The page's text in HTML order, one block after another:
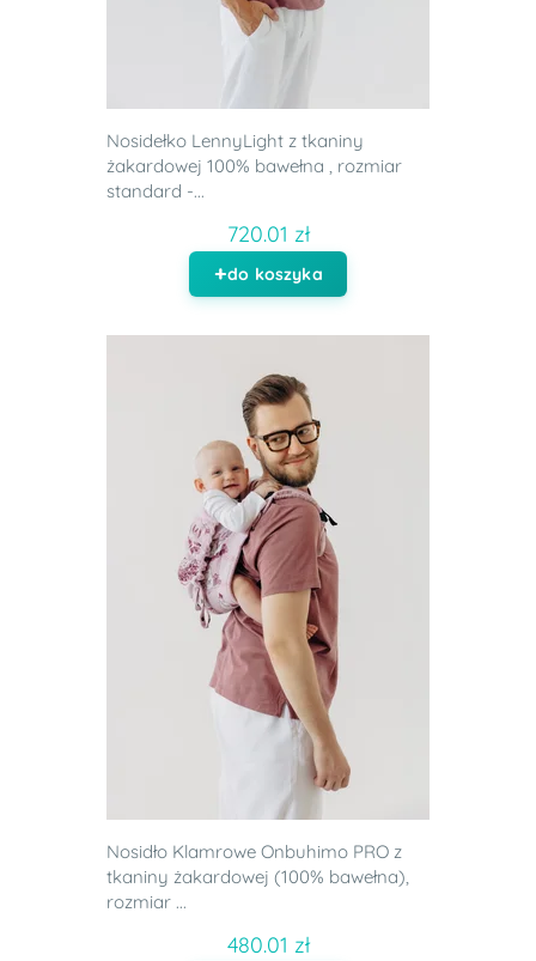
Nosidełko LennyLight z tkaniny
żakardowej 100% bawełna , rozmiar
standard -...
720.01 zł
do koszyka
Nosidło Klamrowe Onbuhimo PRO z
tkaniny żakardowej (100% bawełna),
rozmiar ...
480.01 zł